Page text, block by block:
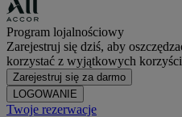
Program lojalnościowy
Zarejestruj się dziś, aby
korzystać z wyjątkowych
Zarejestruj się za darmo
LOGOWANIE
Twoje rezerwacje